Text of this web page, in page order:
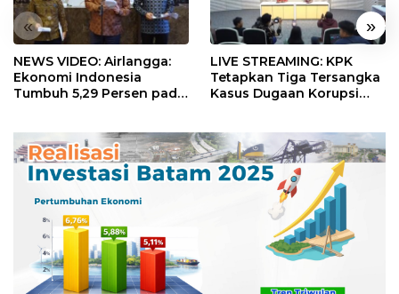
« »
NEWS VIDEO: Airlangga:
Ekonomi Indonesia
Tumbuh 5,29 Persen pada
LIVE STREAMING: KPK
Tetapkan Tiga Tersangka
Kasus Dugaan Korupsi